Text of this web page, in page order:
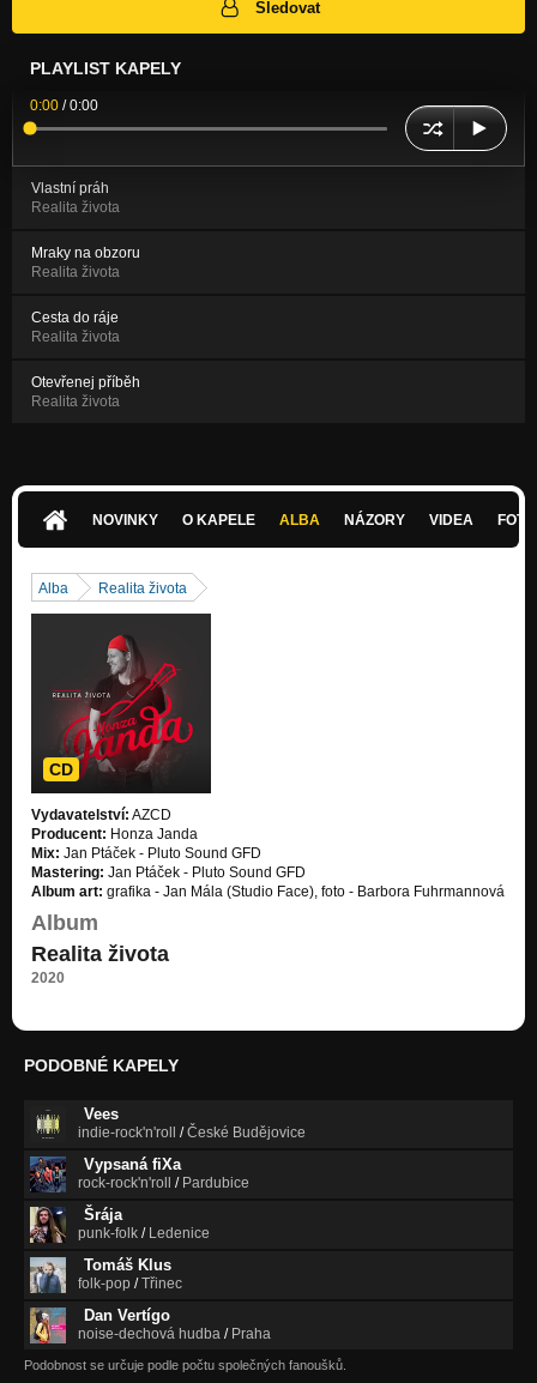
Sledovat
PLAYLIST KAPELY
0:00 /0:00
Vlastní práh
Realita života
Mraky na obzoru
Realita života
Cesta do ráje
Realita života
Otevřenej příběh
Realita života
NOVINKY O KAPELE ALBA NÁZORY VIDEA
Alba Realita života
CD
Vydavatelství: AZCD
Producent: Honza Janda
Mix: Jan Ptáček - Pluto Sound GFD
Mastering: Jan Ptáček - Pluto Sound GFD
Album art: grafika - Jan Mála (Studio Face), foto - Barbora Fuhrmannová
Album
Realita života
2020
PODOBNÉ KAPELY
Vees
indie-rock'n'roll /České Budějovice
Vypsaná fiXa
rock-rock'n'roll / Pardubice
Šrája
punk-folk / Ledenice
Tomáš Klus
folk-pop /Třinec
Dan Vertígo
noise-dechová hudba / Praha
Podobnost se určuje podle počtu společných fanoušků.